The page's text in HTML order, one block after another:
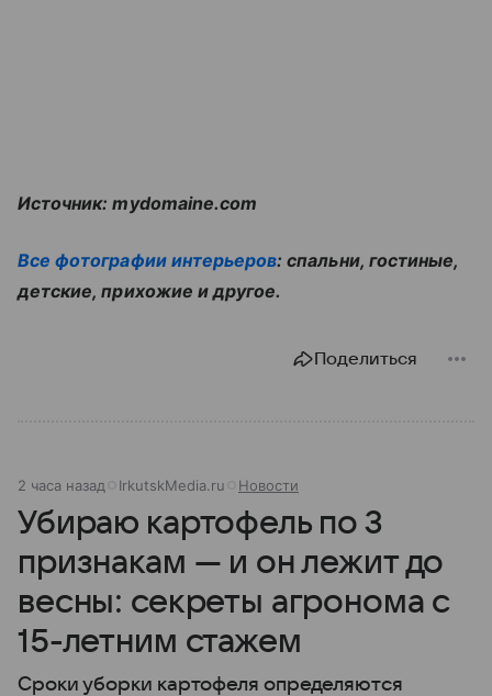
Источник: mydomaine.com
Все фотографии интерьеров: спальни, гостиные,
детские, прихожие и другое.
Поделиться
2 часа назад IrkutskMedia.ru Новости
Убираю картофель по 3
признакам — и он лежит до
весны: секреты агронома с
15-летним стажем
Сроки уборки картофеля определяются